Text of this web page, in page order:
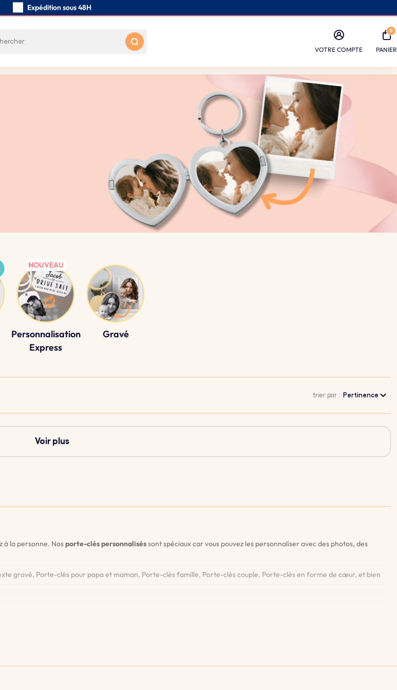
Expédition sous 48H
Avis des clients:
VOTRE COMPTE
0
PANIER
Personnalisation
Express
Gravé
trier par : Pertinence
Voir plus
la personne. Nosporte-clés personnaliséssont spéciaux car vous pouvez les personnaliser avec des photos, des
gravé, Porte-clés pour papa et maman, Porte-clés famille, Porte-clés couple, Porte-clés en forme de cœur, et bien
Si elles s'estompent ou sont endommagées, nous graverons à nouveau votre porte-clés gratuitement.